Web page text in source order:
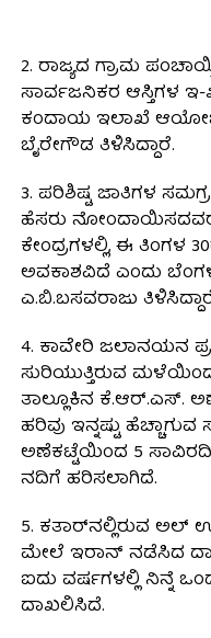
2. ರಾಜ್ಯದ ಗ್ರಾಮ
ಸಾರ್ವಜನಿಕರ ಆಸ್ತಿಗಳ
ಕಂದಾಯ ಇಲಾಖೆ
ಬೈರೇಗೌಡ ತಿಳಿಸಿದ್ದಾರೆ.
3. ಪರಿಶಿಷ್ಟ ಜಾತಿಗಳ
ಹೆಸರು
ಕೇಂದ್ರಗಳಲ್ಲಿ, ಈ ತಿಂಗಳ
ಅವಕಾಶವಿದೆ ಎಂದು
ಎ.ಬಿ.ಬಸವರಾಜು
4. ಕಾವೇರಿ ಜಲಾನಯನ
ಸುರಿಯುತ್ತಿರುವ
ತಾಲ್ಲೂಕಿನ ಕೆ.ಆರ್.ಎಸ್.
ಹರಿವು ಇನ್ನಷ್ಟು
ಅಣೆಕಟ್ಟೆಯಿಂದ 5
ನದಿಗೆ ಹರಿಸಲಾಗಿದೆ.
5. ಕತಾರ್‌ನಲ್ಲಿರುವ
ಮೇಲೆ ಇರಾನ್ ನಡೆಸಿದ
ಐದು ವರ್ಷಗಳಲ್ಲಿ ನಿನ್ನೆ
ದಾಖಲಿಸಿದೆ.